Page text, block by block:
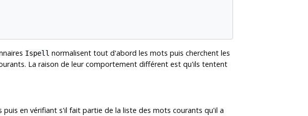
Ispell normalisent tout d'abord les mots puis cherchent les
La raison de leur comportement différent est qu'ils tentent
en vérifiant s'il fait partie de la liste des mots courants qu'il a